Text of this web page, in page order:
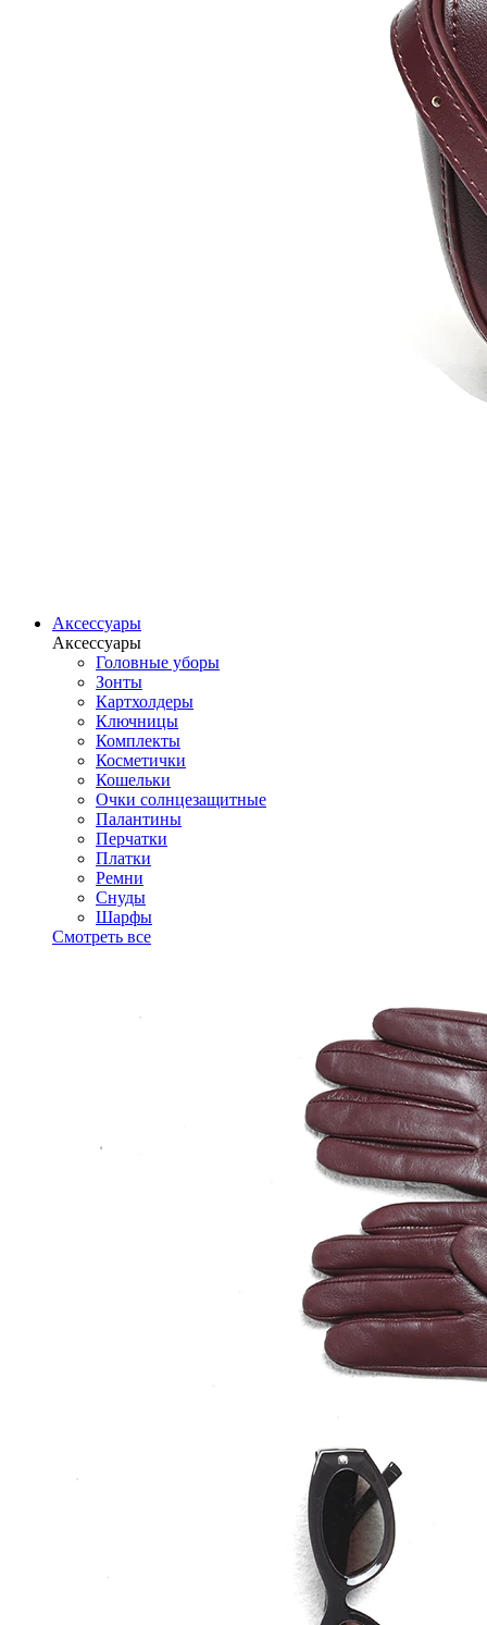
Аксессуары
Аксессуары
Головные уборы
Зонты
Картхолдеры
Ключницы
Комплекты
Косметички
Кошельки
Очки солнцезащитные
Палантины
Перчатки
Платки
Ремни
Снуды
Шарфы
Смотреть все